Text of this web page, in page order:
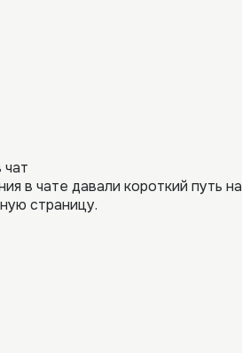
чат
в чате давали короткий путь на
страницу.